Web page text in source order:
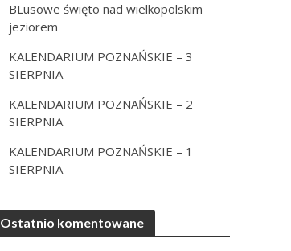
BLusowe święto nad wielkopolskim
jeziorem
KALENDARIUM POZNAŃSKIE – 3
SIERPNIA
KALENDARIUM POZNAŃSKIE – 2
SIERPNIA
KALENDARIUM POZNAŃSKIE – 1
SIERPNIA
Ostatnio komentowane